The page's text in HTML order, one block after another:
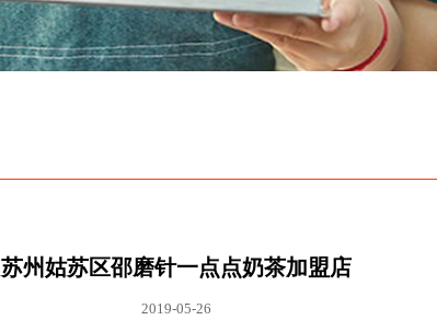
苏州姑苏区邵磨针一点点奶茶加盟店
2019-05-26